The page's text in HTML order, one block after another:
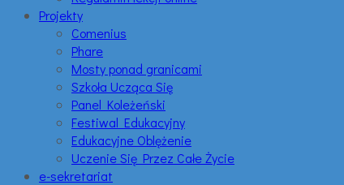
Projekty
Comenius
Phare
Mosty ponad granicami
Szkoła Ucząca Się
Panel Koleżeński
Festiwal Edukacyjny
Edukacyjne Oblężenie
Uczenie Się Przez Całe Życie
e-sekretariat